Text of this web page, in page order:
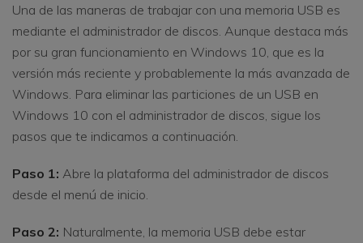
Una de las maneras de trabajar con una memoria USB es
mediante el administrador de discos. Aunque destaca más
por su gran funcionamiento en Windows 10, que es la
versión más reciente y probablemente la más avanzada de
Windows. Para eliminar las particiones de un USB en
Windows 10 con el administrador de discos, sigue los
pasos que te indicamos a continuación.
Paso 1: Abre la plataforma del administrador de discos
desde el menú de inicio.
Paso 2: Naturalmente, la memoria USB debe estar